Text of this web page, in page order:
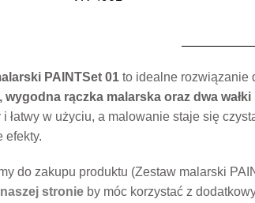
PAINTSet 01 to idealne rozwiązanie
wygodna rączka malarska oraz dwa wałki
i łatwy w użyciu, a malowanie staje się
efekty.
do zakupu produktu (Zestaw malarski
stronie by móc korzystać z